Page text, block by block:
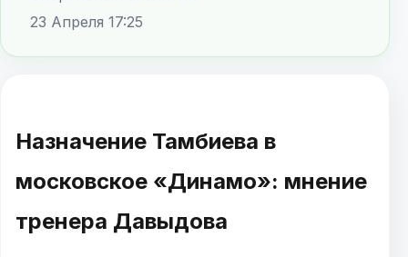
23 Апреля 17:25
Назначение Тамбиева в
московское «Динамо»: мнение
тренера Давыдова